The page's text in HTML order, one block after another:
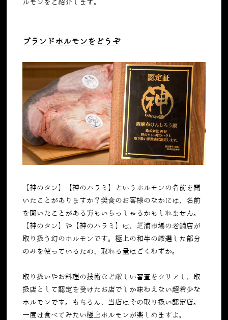
ルモンをご紹介します。
ブランドホルモンをどうぞ
【神のタン】【神のハラミ】というホルモンの名前を聞
いたことがありますか？美食のお客様のなかには、名前
を聞いたことがある方もいらっしゃるかもしれません。
【神のタン】や【神のハラミ】は、芝浦市場の老舗店が
取り扱う幻のホルモンです。極上の和牛の厳選した部分
のみを使っているため、取れる量はごくわずか。
取り扱いやお料理の技術など厳しい審査をクリアし、取
扱店として認定を受けたお店でしか味わえない超希少な
ホルモンです。もちろん、当店はその取り扱い認定店。
一度は食べてみたい極上ホルモンが楽しめますよ。